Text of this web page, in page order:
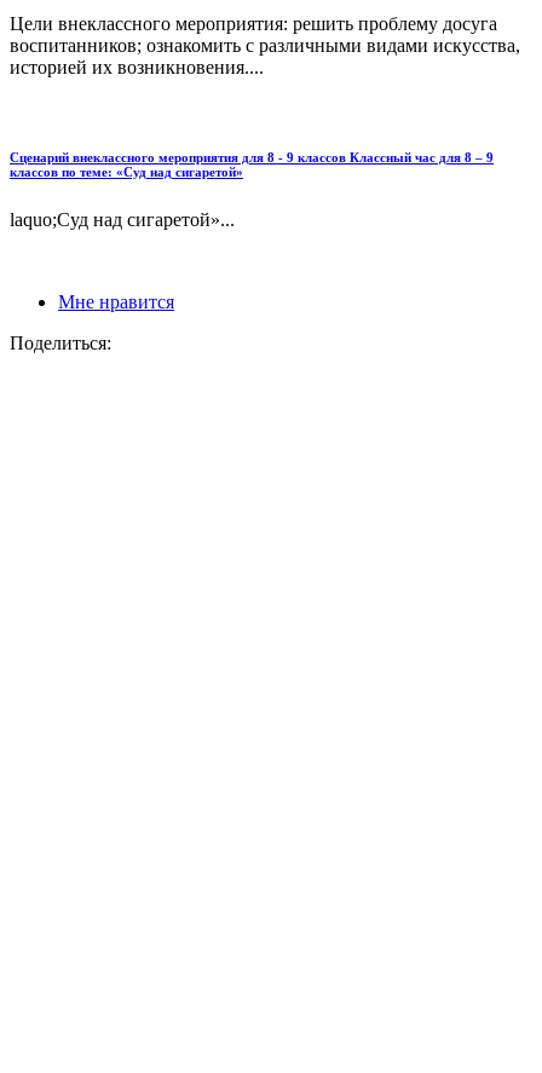
Цели внеклассного мероприятия: решить проблему досуга
воспитанников; ознакомить с различными видами искусства,
историей их возникновения....
Сценарий внеклассного мероприятия для 8 - 9 классов Классный час для 8 – 9
классов по теме: «Суд над сигаретой»
laquo;Суд над сигаретой»...
Мне нравится
Поделиться: